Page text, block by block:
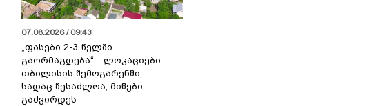
07.08.2026 / 09:43
„ფასები 2-3 წელში
გაორმაგდება“ - ლოკაციები
თბილისის შემოგარენში,
სადაც შესაძლოა, მიწები
გაძვირდეს